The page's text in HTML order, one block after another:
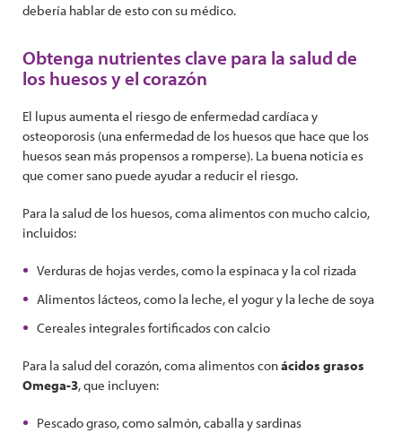
debería hablar de esto con su médico.
Obtenga nutrientes clave para la salud de
los huesos y el corazón
El lupus aumenta el riesgo de enfermedad cardíaca y
osteoporosis (una enfermedad de los huesos que hace que los
huesos sean más propensos a romperse). La buena noticia es
que comer sano puede ayudar a reducir el riesgo.
Para la salud de los huesos, coma alimentos con mucho calcio,
incluidos:
Verduras de hojas verdes, como la espinaca y la col rizada
Alimentos lácteos, como la leche, el yogur y la leche de soya
Cereales integrales fortificados con calcio
Para la salud del corazón, coma alimentos conácidos grasos
Omega-3, que incluyen:
Pescado graso, como salmón, caballa y sardinas